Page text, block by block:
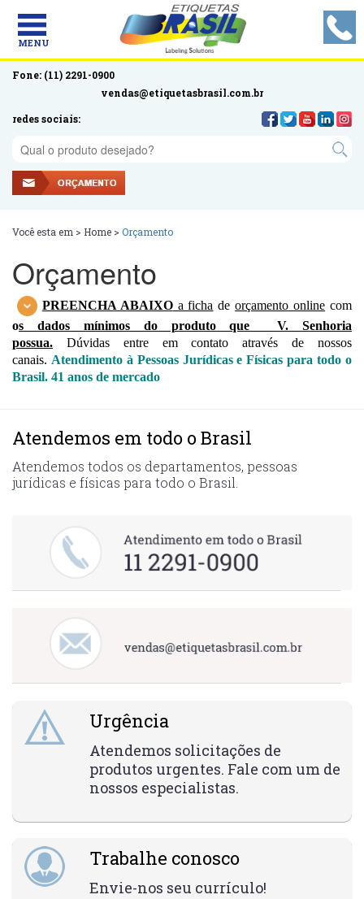
MENU
Fone: (11) 2291-0900
vendas@etiquetasbrasil.com.br
redes sociais:
Você esta em > Home > Orçamento
Orçamento
PREENCHA ABAIXOa ficha deorçamento online com
os dados mínimos do produto que V. Senhoria
possua.
Dúvidas entre em contato através de nossos
canais. Atendimento à Pessoas Jurídicas e Físicas para todo o
Brasil. 41 anos de mercado
Atendemos em todo o Brasil
Atendemos todos os departamentos, pessoas
jurídicas e físicas para todo o Brasil.
Urgência
Atendemos solicitações de
produtos urgentes. Fale com um de
nossos especialistas.
Trabalhe conosco
Envie-nos seu currículo!